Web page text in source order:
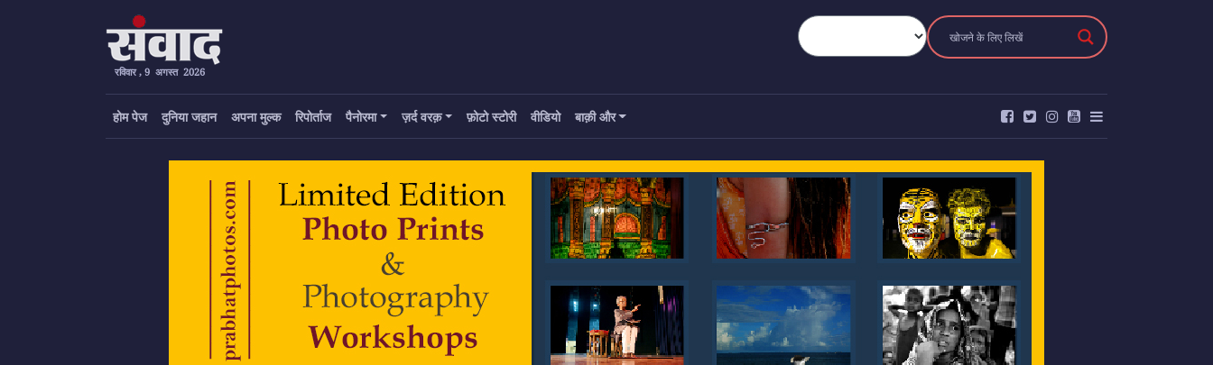
रविवार , 9 अगस्त 2026
होम पेज दुनिया जहान अपना मुल्क रिपोर्ताज पैनोरमा ज़र्द वरक़ फ़ोटो स्टोरी वीडियो बाक़ी और